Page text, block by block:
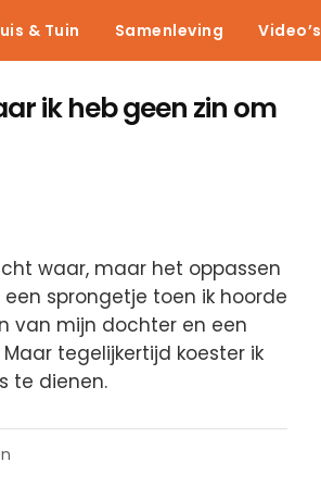
& Tuin Samenleving Video’s
ik heb geen zin om
waar, maar het oppassen
sprongetje toen ik hoorde
van mijn dochter en een
tegelijkertijd koester ik
te dienen.